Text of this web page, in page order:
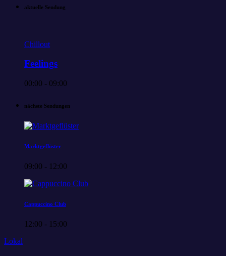
aktuelle Sendung
Chillout
Feelings
00:00 - 09:00
nächste Sendungen
Marktgeflüster
09:00 - 12:00
Cappuccino Club
12:00 - 15:00
Lokal